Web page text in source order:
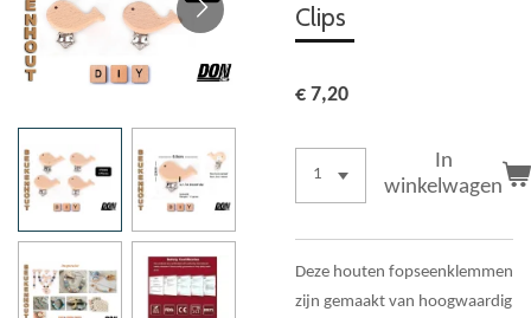
Clips
€ 7,20
In
winkelwagen
Deze houten fopseenklemmen
zijn gemaakt van hoogwaardig